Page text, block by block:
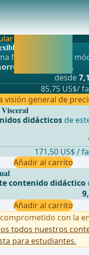
de vida de los
después de la
contenido didáctico
Añadir al carrito
flexible nuestros
hasta un 50% .
desde
85,75 US$/
visión general de
didácticos de
171,50 US$ /
Añadir al carrito
con la
todos nuestros
para estudiantes.